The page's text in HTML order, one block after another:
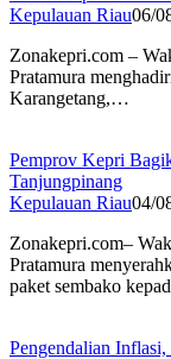
Kepulauan Riau06/
Zonakepri.com –
Pratamura
Karangetang,…
Pemprov Kepri
Tanjungpinang
Kepulauan Riau04/
Zonakepri.com–
Pratamura
paket sembako
Pengendalian